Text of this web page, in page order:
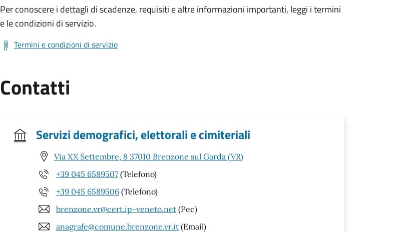
Per conoscere i dettagli di scadenze, requisiti e altre informazioni importanti, leggi i termini
e le condizioni di servizio.
Termini e condizioni di servizio
Contatti
Servizi demografici, elettorali e cimiteriali
Via XX Settembre, 8 37010 Brenzone sul Garda (VR)
+39 045 6589507 (Telefono)
+39 045 6589506 (Telefono)
brenzone.vr@cert.ip-veneto.net (Pec)
anagrafe@comune.brenzone.vr.it (Email)